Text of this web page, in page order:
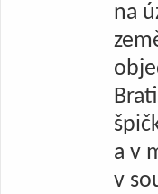
na
a v
v